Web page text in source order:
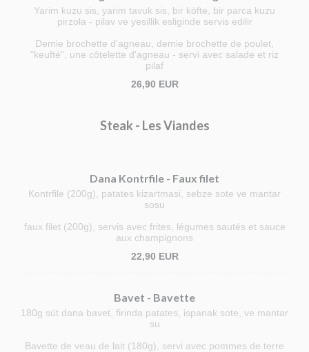
Yarim kuzu sis, yarim tavuk sis, bir köfte, bir parca kuzu
pirzola - pilav ve yesillik esliginde servis edilir
Demie brochette d'agneau, demie brochette de poulet,
"keufté", une côtelette d'agneau - servi avec salade et riz
pilaf
26,90 EUR
Steak - Les Viandes
Dana Kontrfile - Faux filet
Kontrfile (200g), patates kizartmasi, sebze sote ve mantar
sosu
faux filet (200g), servis avec frites, légumes sautés et sauce
aux champignons
22,90 EUR
Bavet - Bavette
180g süt dana bavet, firinda patates, ispanak sote, ve mantar
su
Bavette de veau de lait (180g), servi avec pommes de terre